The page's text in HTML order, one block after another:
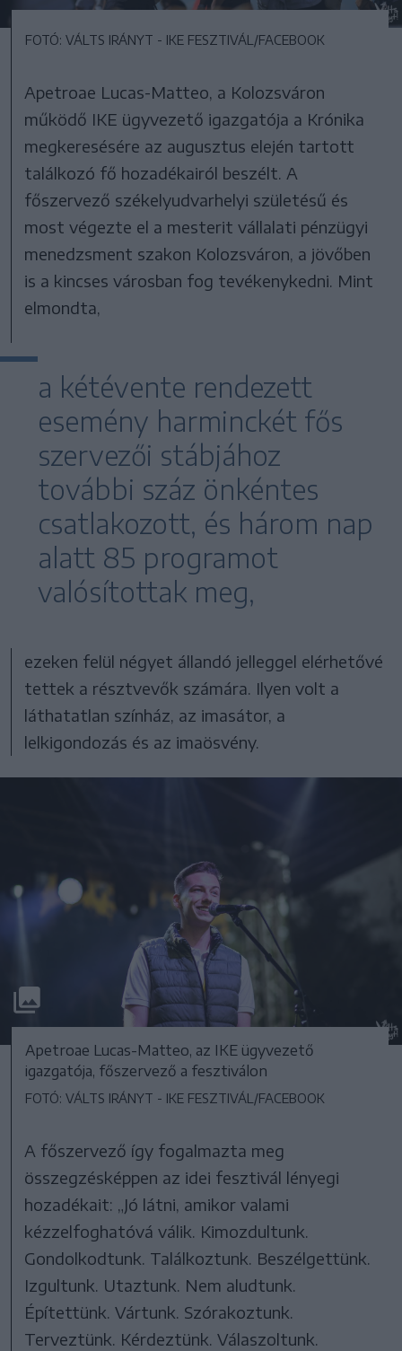
FOTÓ: VÁLTS IRÁNYT - IKE FESZTIVÁL/FACEBOOK
Apetroae Lucas-Matteo, a Kolozsváron
működő IKE ügyvezető igazgatója a Krónika
megkeresésére az augusztus elején tartott
találkozó fő hozadékairól beszélt. A
főszervező székelyudvarhelyi születésű és
most végezte el a mesterit vállalati pénzügyi
menedzsment szakon Kolozsváron, a jövőben
is a kincses városban fog tevékenykedni. Mint
elmondta,
a kétévente rendezett
esemény harminckét fős
szervezői stábjához
további száz önkéntes
csatlakozott, és három nap
alatt 85 programot
valósítottak meg,
ezeken felül négyet állandó jelleggel elérhetővé
tettek a résztvevők számára. Ilyen volt a
láthatatlan színház, az imasátor, a
lelkigondozás és az imaösvény.
Apetroae Lucas-Matteo, az IKE ügyvezető
igazgatója, főszervező a fesztiválon
FOTÓ: VÁLTS IRÁNYT - IKE FESZTIVÁL/FACEBOOK
A főszervező így fogalmazta meg
összegzésképpen az idei fesztivál lényegi
hozadékait: „Jó látni, amikor valami
kézzelfoghatóvá válik. Kimozdultunk.
Gondolkodtunk. Találkoztunk. Beszélgettünk.
Izgultunk. Utaztunk. Nem aludtunk.
Építettünk. Vártunk. Szórakoztunk.
Terveztünk. Kérdeztünk. Válaszoltunk.